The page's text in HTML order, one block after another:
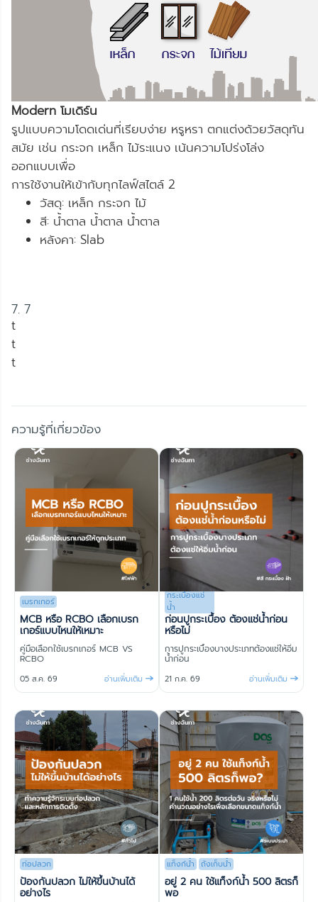
Modern โมเดิร์น
รูปแบบความโดดเด่นที่เรียบง่าย หรูหรา ตกแต่งด้วยวัสดุทัน
สมัย เช่น กระจก เหล็ก ไม้ระแนง เน้นความโปร่งโล่ง
ออกแบบเพื่อ
การใช้งานให้เข้ากับทุกไลฟ์สไตล์ 2
วัสดุ: เหล็ก กระจก ไม้
สี: น้ำตาล น้ำตาล น้ำตาล
หลังคา: Slab
7. 7
t
t
t
ความรู้ที่เกี่ยวข้อง
เบรกเกอร์
MCB หรือ RCBO เลือกเบรก
เกอร์แบบไหนให้เหมาะ
คู่มือเลือกใช้เบรกเกอร์ MCB VS
RCBO
05 ส.ค. 69 อ่านเพิ่มเติม
กระเบื้องแช่
น้ำ
ก่อนปูกระเบื้อง ต้องแช่น้ำก่อน
หรือไม่
การปูกระเบื้องบางประเภทต้องแช่ให้อิ่ม
น้ำก่อน
21 ก.ค. 69 อ่านเพิ่มเติม
ท่อปลวก
ป้องกันปลวก ไม่ให้ขึ้นบ้านได้
อย่างไร
แท็งก์น้ำ ถังเก็บน้ำ
อยู่ 2 คน ใช้แท็งก์น้ำ 500 ลิตรก็
พอ